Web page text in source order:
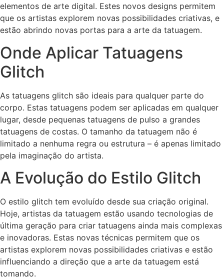
elementos de arte digital. Estes novos designs permitem
que os artistas explorem novas possibilidades criativas, e
estão abrindo novas portas para a arte da tatuagem.
Onde Aplicar Tatuagens
Glitch
As tatuagens glitch são ideais para qualquer parte do
corpo. Estas tatuagens podem ser aplicadas em qualquer
lugar, desde pequenas tatuagens de pulso a grandes
tatuagens de costas. O tamanho da tatuagem não é
limitado a nenhuma regra ou estrutura – é apenas limitado
pela imaginação do artista.
A Evolução do Estilo Glitch
O estilo glitch tem evoluído desde sua criação original.
Hoje, artistas da tatuagem estão usando tecnologias de
última geração para criar tatuagens ainda mais complexas
e inovadoras. Estas novas técnicas permitem que os
artistas explorem novas possibilidades criativas e estão
influenciando a direção que a arte da tatuagem está
tomando.